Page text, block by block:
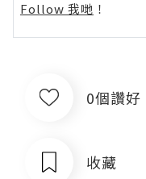
Follow 我哋 ！
0個讚好
收藏